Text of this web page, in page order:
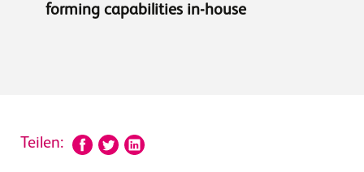
forming capabilities in-house
Teilen: